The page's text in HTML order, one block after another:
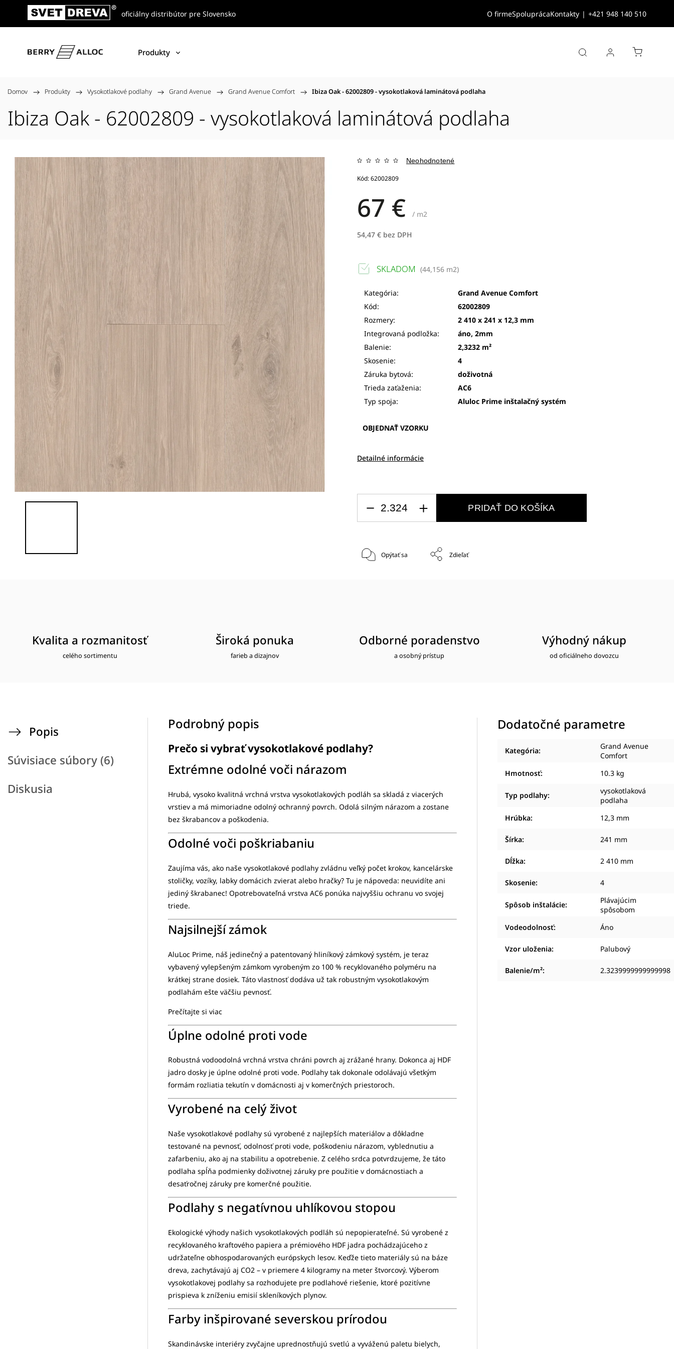
oficiálny distribútor pre Slovensko O firmeSpoluprácaKontakty | +421 948 140 510
Produkty
Domov / Produkty / Vysokotlakové podlahy / Grand Avenue / Grand Avenue Comfort / Ibiza Oak - 62002809 - vysokotlaková laminátová podlaha
Ibiza Oak - 62002809 - vysokotlaková laminátová podlaha
Neohodnotené
67 €/ m2
54,47 € bez DPH
Kód:62002809
Kategória:
Grand Avenue Comfort
Kód:
62002809
Rozmery:
2 410 x 241 x 12,3 mm
Integrovaná podložka:
áno, 2mm
Balenie:
2,3232 m²
Skosenie:
4
Záruka bytová:
doživotná
Trieda zaťaženia:
AC6
Typ spoja:
Aluloc Prime inštalačný systém
OBJEDNAŤ VZORKU
Detailné informácie
SKLADOM (44,156 m2)
PRIDAŤ DO KOŠÍKA
Opýtať sa Zdieľať
Kvalita a rozmanitosť
celého sortimentu
Široká ponuka
farieb a dizajnov
Odborné poradenstvo
a osobný prístup
Výhodný nákup
od oficiálneho dovozcu
Popis
Súvisiace súbory (6)
Diskusia
Podrobný popis
Prečo si vybrať vysokotlakové podlahy?
Extrémne odolné voči nárazom
Hrubá, vysoko kvalitná vrchná vrstva vysokotlakových podláh sa skladá z viacerých
vrstiev a má mimoriadne odolný ochranný povrch. Odolá silným nárazom a zostane
bez škrabancov a poškodenia.
Odolné voči poškriabaniu
Zaujíma vás, ako naše vysokotlakové podlahy zvládnu veľký počet krokov, kancelárske
stoličky, vozíky, labky domácich zvierat alebo hračky? Tu je nápoveda: neuvidíte ani
jediný škrabanec! Opotrebovateľná vrstva AC6 ponúka najvyššiu ochranu vo svojej
triede.
Najsilnejší zámok
AluLoc Prime, náš jedinečný a patentovaný hliníkový zámkový systém, je teraz
vybavený vylepšeným zámkom vyrobeným zo 100 % recyklovaného polyméru na
krátkej strane dosiek. Táto vlastnosť dodáva už tak robustným vysokotlakovým
podlahám ešte väčšiu pevnosť.
Prečítajte si viac
Úplne odolné proti vode
Robustná vodoodolná vrchná vrstva chráni povrch aj zrážané hrany. Dokonca aj HDF
jadro dosky je úplne odolné proti vode. Podlahy tak dokonale odolávajú všetkým
formám rozliatia tekutín v domácnosti aj v komerčných priestoroch.
Vyrobené na celý život
Naše vysokotlakové podlahy sú vyrobené z najlepších materiálov a dôkladne
testované na pevnosť, odolnosť proti vode, poškodeniu nárazom, vyblednutiu a
zafarbeniu, ako aj na stabilitu a opotrebenie. Z celého srdca potvrdzujeme, že táto
podlaha spĺňa podmienky doživotnej záruky pre použitie v domácnostiach a
desaťročnej záruky pre komerčné použitie.
Podlahy s negatívnou uhlíkovou stopou
Ekologické výhody našich vysokotlakových podláh sú nepopierateľné. Sú vyrobené z
recyklovaného kraftového papiera a prémiového HDF jadra pochádzajúceho z
udržateľne obhospodarovaných európskych lesov. Keďže tieto materiály sú na báze
dreva, zachytávajú aj CO2 – v priemere 4 kilogramy na meter štvorcový. Výberom
vysokotlakovej podlahy sa rozhodujete pre podlahové riešenie, ktoré pozitívne
prispieva k zníženiu emisií skleníkových plynov.
Farby inšpirované severskou prírodou
Skandinávske interiéry zvyčajne uprednostňujú svetlú a vyváženú paletu bielych,
Dodatočné parametre
Kategória:
Grand Avenue
Comfort
Hmotnosť: 10.3 kg
Typ podlahy:
vysokotlaková
podlaha
Hrúbka: 12,3 mm
Šírka: 241 mm
Dĺžka: 2 410 mm
Skosenie: 4
Spôsob inštalácie:
Plávajúcim
spôsobom
Vodeodolnosť: Áno
Vzor uloženia: Palubový
Balenie/m²: 2.3239999999999998